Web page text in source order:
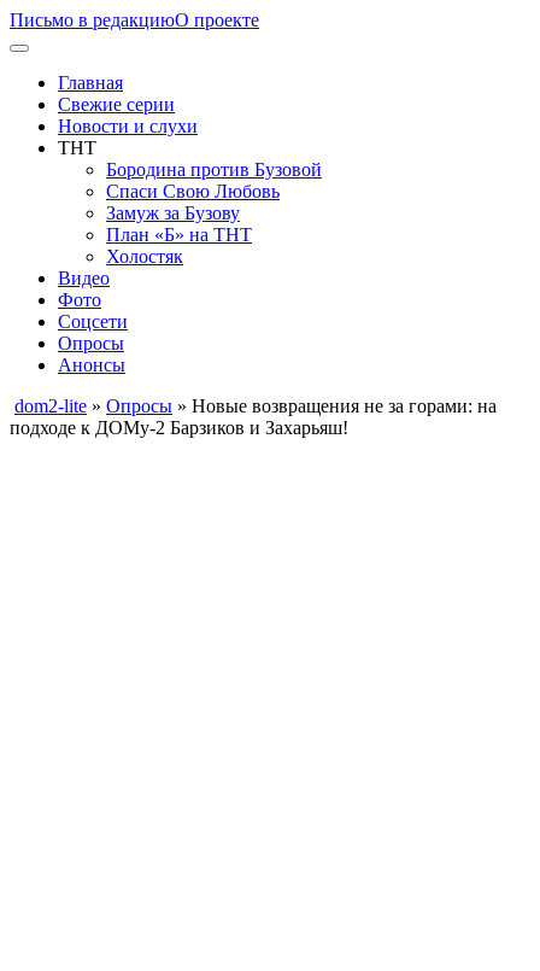
Письмо в редакциюО проекте
Главная
Свежие серии
Новости и слухи
ТНТ
Бородина против Бузовой
Спаси Свою Любовь
Замуж за Бузову
План «Б» на ТНТ
Холостяк
Видео
Фото
Соцсети
Опросы
Анонсы
dom2-lite » Опросы » Новые возвращения не за горами: на
подходе к ДОМу-2 Барзиков и Захарьяш!